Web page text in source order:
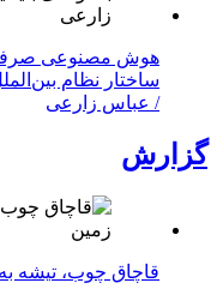
هوش مصنوعی صرفاً
ساختار نظام
/ عباس زارعی
گزارش
قاچاق چوب، تیشه